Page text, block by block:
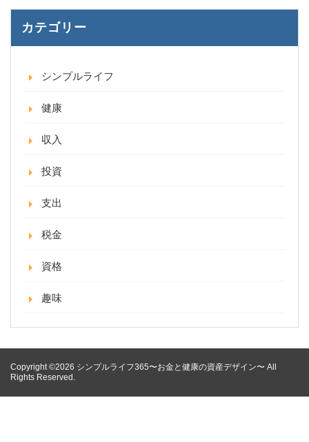
カテゴリー
シンプルライフ
健康
収入
投資
支出
税金
資格
趣味
Copyright ©2026 シンプルライフ365〜お金と健康の資産デザイン〜 All
Rights Reserved.